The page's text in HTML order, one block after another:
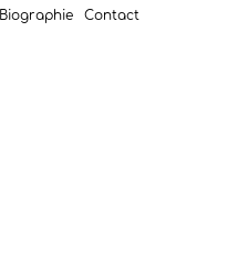
Biographie Contact